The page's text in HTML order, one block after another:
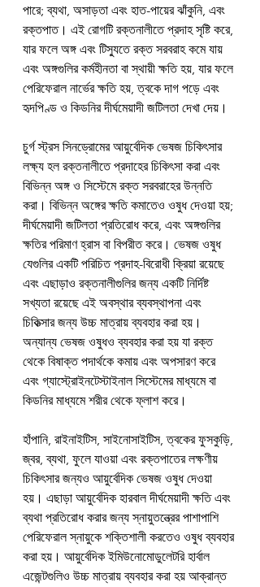
পারে; ব্যথা, অসাড়তা এবং হাত-পায়ের ঝাঁকুনি, এবং
রক্তপাত। এই রোগটি রক্তনালীতে প্রদাহ সৃষ্টি করে,
যার ফলে অঙ্গ এবং টিস্যুতে রক্ত ​​​​সরবরাহ কমে যায়
এবং অঙ্গগুলির কর্মহীনতা বা স্থায়ী ক্ষতি হয়, যার ফলে
পেরিফেরাল নার্ভের ক্ষতি হয়, ত্বকে দাগ পড়ে এবং
হৃদপিণ্ড ও কিডনির দীর্ঘমেয়াদী জটিলতা দেখা দেয়।
চুর্গ স্ট্রস সিনড্রোমের আয়ুর্বেদিক ভেষজ চিকিৎসার
লক্ষ্য হল রক্তনালীতে প্রদাহের চিকিৎসা করা এবং
বিভিন্ন অঙ্গ ও সিস্টেমে রক্ত ​​সরবরাহের উন্নতি
করা। বিভিন্ন অঙ্গের ক্ষতি কমাতেও ওষুধ দেওয়া হয়;
দীর্ঘমেয়াদী জটিলতা প্রতিরোধ করে, এবং অঙ্গগুলির
ক্ষতির পরিমাণ হ্রাস বা বিপরীত করে। ভেষজ ওষুধ
যেগুলির একটি পরিচিত প্রদাহ-বিরোধী ক্রিয়া রয়েছে
এবং এছাড়াও রক্তনালীগুলির জন্য একটি নির্দিষ্ট
সখ্যতা রয়েছে এই অবস্থার ব্যবস্থাপনা এবং
চিকিত্সার জন্য উচ্চ মাত্রায় ব্যবহার করা হয়।
অন্যান্য ভেষজ ওষুধও ব্যবহার করা হয় যা রক্ত ​​
থেকে বিষাক্ত পদার্থকে কমায় এবং অপসারণ করে
এবং গ্যাস্ট্রোইনটেস্টাইনাল সিস্টেমের মাধ্যমে বা
কিডনির মাধ্যমে শরীর থেকে ফ্লাশ করে।
হাঁপানি, রাইনাইটিস, সাইনোসাইটিস, ত্বকের ফুসকুড়ি,
জ্বর, ব্যথা, ফুলে যাওয়া এবং রক্তপাতের লক্ষণীয়
চিকিৎসার জন্যও আয়ুর্বেদিক ভেষজ ওষুধ দেওয়া
হয়। এছাড়া আয়ুর্বেদিক হারবাল দীর্ঘমেয়াদী ক্ষতি এবং
ব্যথা প্রতিরোধ করার জন্য স্নায়ুতন্ত্রের পাশাপাশি
পেরিফেরাল স্নায়ুকে শক্তিশালী করতেও ওষুধ ব্যবহার
করা হয়। আয়ুর্বেদিক ইমিউনোমোডুলেটরি হার্বাল
এজেন্টগুলিও উচ্চ মাত্রায় ব্যবহার করা হয় আক্রান্ত